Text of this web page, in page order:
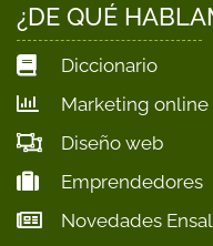
¿DE QUÉ
Diccionario
Marketing online
Diseño web
Emprendedores
Novedades